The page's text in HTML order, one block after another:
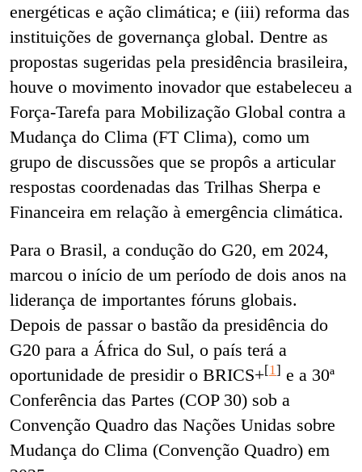
energéticas e ação climática; e (iii) reforma das
instituições de governança global. Dentre as
propostas sugeridas pela presidência brasileira,
houve o movimento inovador que estabeleceu a
Força-Tarefa para Mobilização Global contra a
Mudança do Clima (FT Clima), como um
grupo de discussões que se propôs a articular
respostas coordenadas das Trilhas Sherpa e
Financeira em relação à emergência climática.
Para o Brasil, a condução do G20, em 2024,
marcou o início de um período de dois anos na
liderança de importantes fóruns globais.
Depois de passar o bastão da presidência do
G20 para a África do Sul, o país terá a
oportunidade de presidir o BRICS+[1] e a 30ª
Conferência das Partes (COP 30) sob a
Convenção Quadro das Nações Unidas sobre
Mudança do Clima (Convenção Quadro) em